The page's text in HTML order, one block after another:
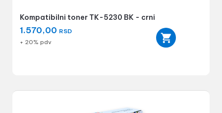
Kompatibilni toner TK-5230 BK - crni
1.570,00 RSD
+ 20% pdv